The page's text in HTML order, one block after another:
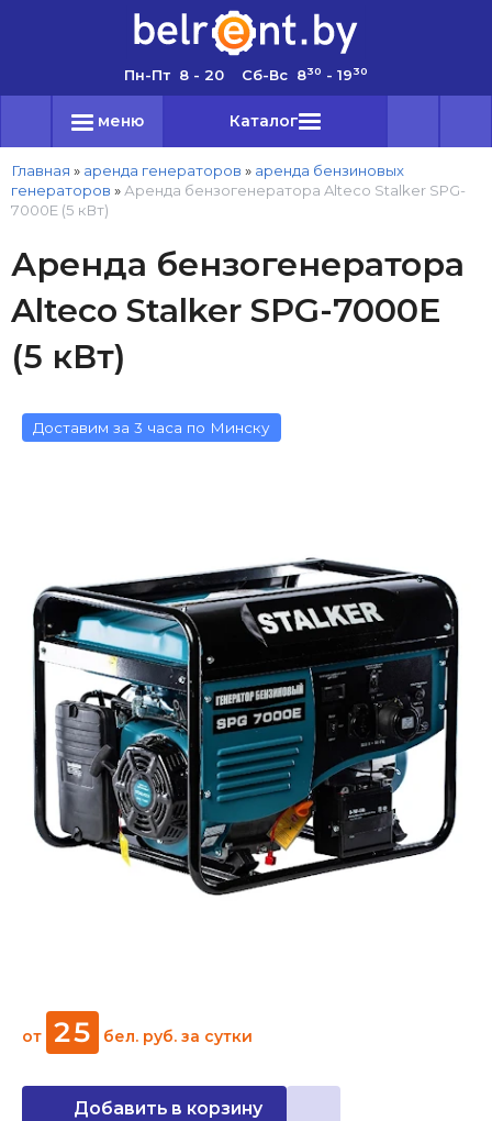
Пн-Пт 8 - 20 Сб-Вс 830 - 1930
меню Каталог
Главная » аренда генераторов » аренда бензиновых
генераторов » Аренда бензогенератора Alteco Stalker SPG-
7000E (5 кВт)
Аренда бензогенератора
Alteco Stalker SPG-7000E
(5 кВт)
Доставим за 3 часа по Минску
от 25 бел. руб. за сутки
Добавить в корзину